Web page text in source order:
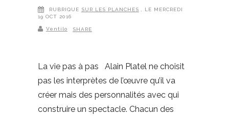
RUBRIQUE SUR LES PLANCHES
, LE MERCREDI
19 OCT 2016
Ventilo SHARE
La vie pas à pas Alain Platel ne choisit
pas les interprètes de l’œuvre qu’il va
créer mais des personnalités avec qui
construire un spectacle. Chacun des